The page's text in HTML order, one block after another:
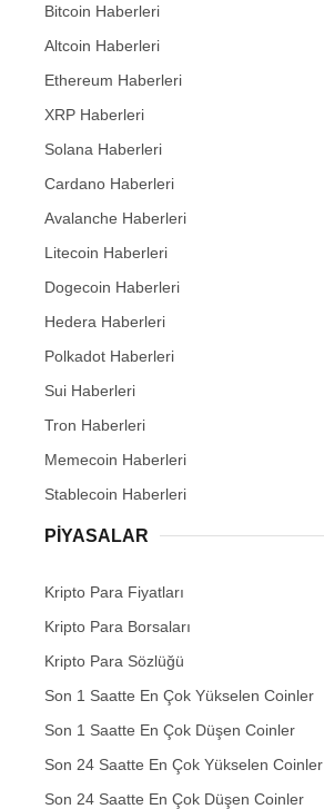
Bitcoin Haberleri
Altcoin Haberleri
Ethereum Haberleri
XRP Haberleri
Solana Haberleri
Cardano Haberleri
Avalanche Haberleri
Litecoin Haberleri
Dogecoin Haberleri
Hedera Haberleri
Polkadot Haberleri
Sui Haberleri
Tron Haberleri
Memecoin Haberleri
Stablecoin Haberleri
PIYASALAR
Kripto Para Fiyatları
Kripto Para Borsaları
Kripto Para Sözlüğü
Son 1 Saatte En Çok Yükselen Coinler
Son 1 Saatte En Çok Düşen Coinler
Son 24 Saatte En Çok Yükselen Coinler
Son 24 Saatte En Çok Düşen Coinler